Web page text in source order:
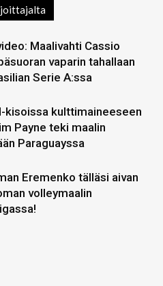
Maalivahti Cassio
vaparin tahallaan
Serie A:ssa
kisoissa kulttimaineeseen
Payne teki maalin
Paraguayssa
Eremenko tälläsi aivan
volleymaalin